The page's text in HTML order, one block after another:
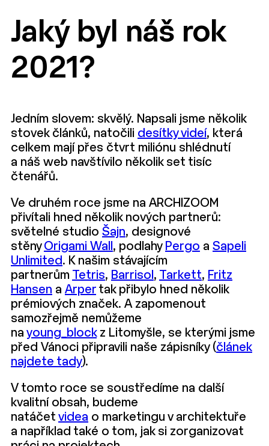
Jaký byl náš rok
2021?
Jedním slovem: skvělý. Napsali jsme několik
stovek článků, natočili desítky videí, která
celkem mají přes čtvrt miliónu shlédnutí
a náš web navštívilo několik set tisíc
čtenářů.
Ve druhém roce jsme na ARCHIZOOM
přivítali hned několik nových partnerů:
světelné studio Šajn, designové
stěny Origami Wall , podlahy Pergo a Sapeli
Unlimited . K našim stávajícím
partnerům
Tetris, Barrisol , Tarkett, Fritz
Hansen a Arper tak přibylo hned několik
prémiových značek. A zapomenout
samozřejmě nemůžeme
na young_blockz Litomyšle, se kterými jsme
před Vánoci připravili naše zápisníky (článek
najdete tady).
V tomto roce se soustředíme na další
kvalitní obsah, budeme
natáčet videa o marketingu v architektuře
a například také o tom, jak si zorganizovat